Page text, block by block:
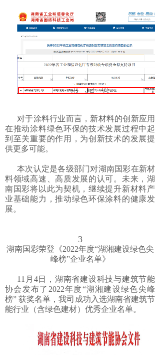
对于涂料行业而言，新材料的创新应用
在推动涂料绿色环保的技术发展过程中起
到至关重要的作用，为创新技术的发展提
供更多可能。
本次认定是各级部门对湖南国彩在新材
料领域高速、高质发展的认可。未来，湖
南国彩将以此为契机，继续提升新材料产
业基础能力，推动绿色环保涂料的健康发
展。
3
湖南国彩荣登《2022年度“湖湘建设绿色尖
峰榜”企业名单》
11月4日，湖南省建设科技与建筑节能
协会发布了2022年度“湖湘建设绿色尖峰
榜” 获奖名单，我司成功入选湖南省建筑节
能行业（含绿色建材）优秀企业名单。